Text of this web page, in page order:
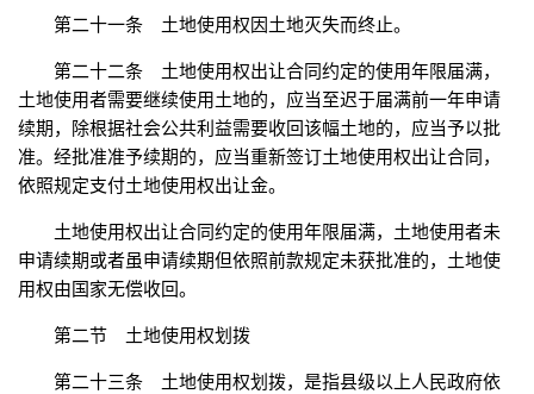
第二十一条 土地使用权因土地灭失而终止。
第二十二条 土地使用权出让合同约定的使用年限届满，
土地使用者需要继续使用土地的，应当至迟于届满前一年申请
续期，除根据社会公共利益需要收回该幅土地的，应当予以批
准。经批准准予续期的，应当重新签订土地使用权出让合同，
依照规定支付土地使用权出让金。
土地使用权出让合同约定的使用年限届满，土地使用者未
申请续期或者虽申请续期但依照前款规定未获批准的，土地使
用权由国家无偿收回。
第二节 土地使用权划拨
第二十三条 土地使用权划拨，是指县级以上人民政府依